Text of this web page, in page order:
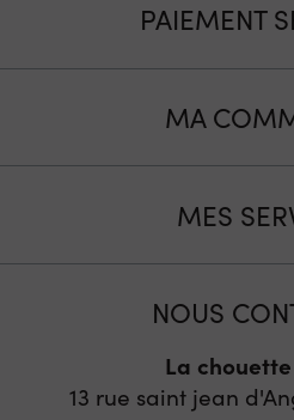
PAIEMENT
MA
MES
NOUS
La
13 rue saint jean